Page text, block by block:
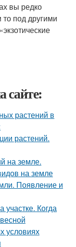
вы редко
под другими
сайте:
растений в
растений.
на земле.
на земле
Появление и
участке. Когда
условиях